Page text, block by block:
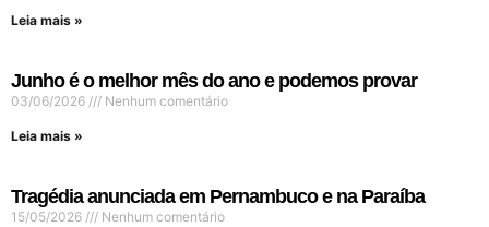
Leia mais »
Junho é o melhor mês do ano e podemos provar
03/06/2026 Nenhum comentário
Leia mais »
Tragédia anunciada em Pernambuco e na Paraíba
15/05/2026 Nenhum comentário